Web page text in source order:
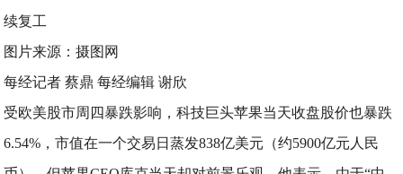
图片来源：摄图网
每经记者 蔡鼎 每经编辑 谢欣
受欧美股市周四暴跌影响，科技巨头苹果当天收盘股价也暴跌
6.54%，市值在一个交易日蒸发838亿美元（约5900亿元人民